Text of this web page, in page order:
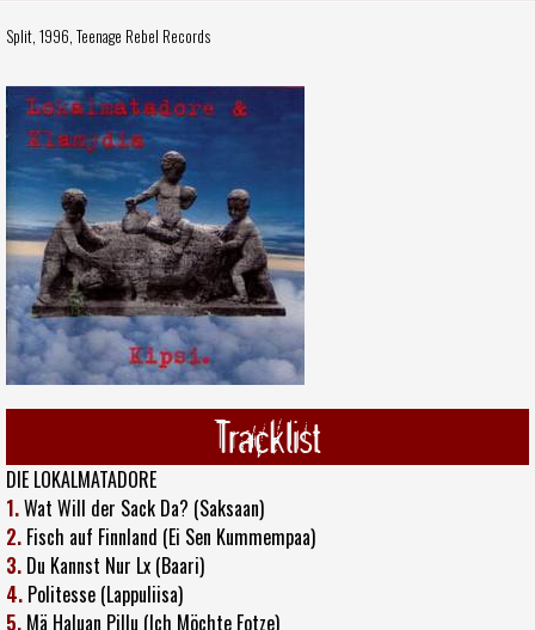
Split, 1996, Teenage Rebel Records
Tracklist
DIE LOKALMATADORE
1.Wat Will der Sack Da? (Saksaan)
2. Fisch auf Finnland (Ei Sen Kummempaa)
3. Du Kannst Nur Lx (Baari)
4. Politesse (Lappuliisa)
5. Mä Haluan Pillu (Ich Möchte Fotze)